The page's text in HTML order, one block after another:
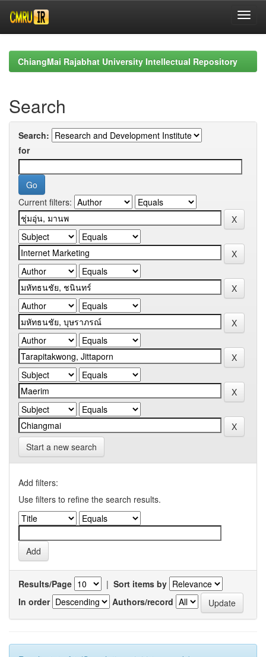
navigationChiangMai Rajabhat University Intellectual Repository
Search
Search:
for
Current filters:
Start a new search
Add filters:
Use filters to refine the search results.
Results/Page | Sort items by
In order
Authors/record